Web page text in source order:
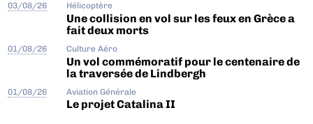
03/08/26 Hélicoptère
Une collision en vol sur les feux en Grèce a
fait deux morts
01/08/26 Culture Aéro
Un vol commémoratif pour le centenaire de
la traversée de Lindbergh
01/08/26 Aviation Générale
Le projet Catalina II